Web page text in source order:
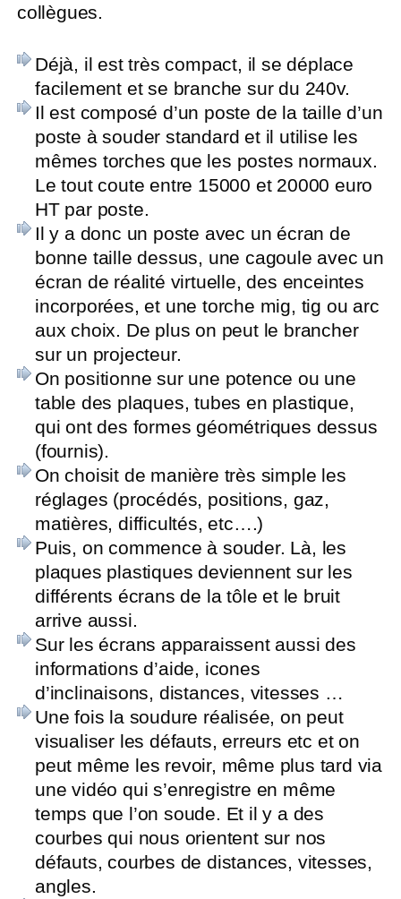
collègues.
Déjà, il est très compact, il se déplace
facilement et se branche sur du 240v.
Il est composé d’un poste de la taille d’un
poste à souder standard et il utilise les
mêmes torches que les postes normaux.
Le tout coute entre 15000 et 20000 euro
HT par poste.
Il y a donc un poste avec un écran de
bonne taille dessus, une cagoule avec un
écran de réalité virtuelle, des enceintes
incorporées, et une torche mig, tig ou arc
aux choix. De plus on peut le brancher
sur un projecteur.
On positionne sur une potence ou une
table des plaques, tubes en plastique,
qui ont des formes géométriques dessus
(fournis).
On choisit de manière très simple les
réglages (procédés, positions, gaz,
matières, difficultés, etc….)
Puis, on commence à souder. Là, les
plaques plastiques deviennent sur les
différents écrans de la tôle et le bruit
arrive aussi.
Sur les écrans apparaissent aussi des
informations d’aide, icones
d’inclinaisons, distances, vitesses …
Une fois la soudure réalisée, on peut
visualiser les défauts, erreurs etc et on
peut même les revoir, même plus tard via
une vidéo qui s’enregistre en même
temps que l’on soude. Et il y a des
courbes qui nous orientent sur nos
défauts, courbes de distances, vitesses,
angles.